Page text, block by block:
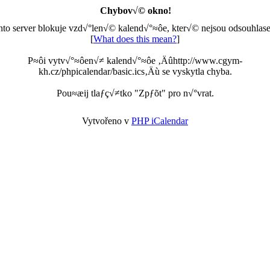
Chybov√© okno!
server blokuje vzd√°len√© kalend√°≈ôe, kter√© nejsou
[What does this mean?]
P≈ôi vytv√°≈ôen√≠ kalend√°≈ôe ‚Äûhttp://www.cgym-
kh.cz/phpicalendar/basic.ics‚Äù se vyskytla chyba.
Pou≈æij tlaƒç√≠tko "Zpƒõt" pro n√°vrat.
Vytvořeno v PHP iCalendar